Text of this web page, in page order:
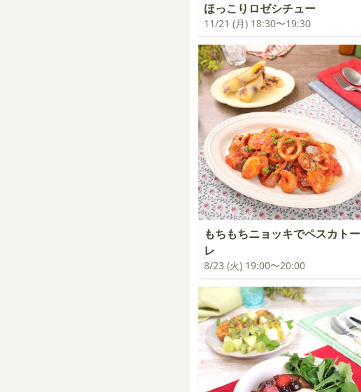
ほっこりロゼシチュー
11/21 (月) 18:30〜19:30
もちもちニョッキでペスカトー
レ
8/23 (火) 19:00〜20:00